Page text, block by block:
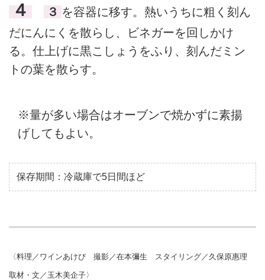
４ ３ を容器に移す。熱いうちに粗く刻ん
だにんにくを散らし、ビネガーを回しかけ
る。仕上げに黒こしょうをふり、刻んだミン
トの葉を散らす。
※量が多い場合はオーブンで焼かずに素揚
げしてもよい。
保存期間：冷蔵庫で5日間ほど
〈料理／ワインあけび 撮影／在本彌生 スタイリング／久保原惠理
取材・文／玉木美企子〉